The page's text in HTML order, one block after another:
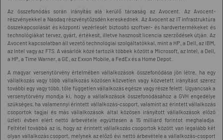
Az összefonódás során irányítás alá kerülő társaság az Avocent. Az Avocent-
részvényekkel a Nasdaq részvénytőzsdén kereskednek. Az Avocent az IT infrastruktúra
összekapcsolását és központi vezérlését biztosító szoftver- és hardvertermékeket és
technológiákat tervez, gyárt, értékesít, illetve hasznosít licencia szerződések útján. Az
Avocent kapcsolatban áll vezető technológiai szolgáltatókkal, mint a HP, a Dell, az IBM,
az Intel vagy az FTS. A vásárlók közé tartozik többek között a Microsoft, az Intel, a Dell,
a HP, a Time Warner, a GE, az Exxon Mobile, a FedEx és a Home Depot.
A magyar versenytörvény értelmében vállalkozások összefonódása jön létre, ha egy
vállalkozás vagy több vállalkozás közösen közvetlen vagy közvetett irányítást szerez
további egy vagy több, tőle független vállalkozás egésze vagy része felett. Ugyancsak a
versenytörvény mondja ki, hogy a vállalkozások összefonódásához a GVH engedélye
szükséges, ha valamennyi érintett vállalkozás-csoport, valamint az érintett vállalkozás
csoportok tagjai és más vállalkozások által közösen irányított vállalkozások előző
üzleti évben elért nettó árbevétele együttesen a 15 milliárd forintot meghaladja.
Feltétel továbbá az is, hogy az érintett vállalkozás csoportok között van legalább két
olyan vállalkozás csoport, melynek az előző évi nettó árbevétele a vállalkozás-csoport